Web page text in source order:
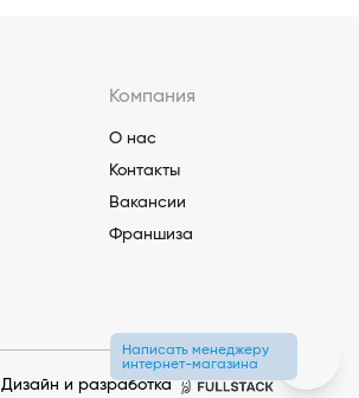
Компания
О нас
Контакты
Вакансии
Франшиза
Дизайн и разработка
Написать менеджеру
интернет-магазина